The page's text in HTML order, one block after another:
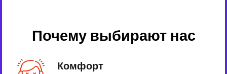
Почему выбирают нас
Комфорт